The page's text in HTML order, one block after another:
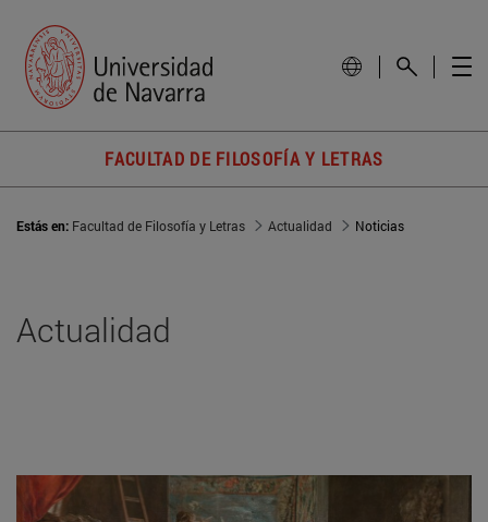
FACULTAD DE FILOSOFÍA Y LETRAS
Estás en: Facultad de Filosofía y Letras Actualidad Noticias
Actualidad